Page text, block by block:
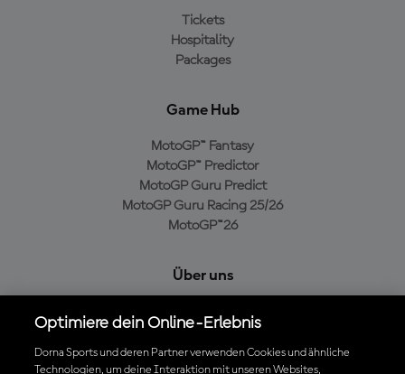
Tickets
Hospitality
Packages
Game Hub
MotoGP™ Fantasy
MotoGP™ Predictor
MotoGP Guru Predict
MotoGP Guru Racing 25/26
MotoGP™26
Über uns
Cookie-Richtlinien
Geschäftsbedingungen
Optimiere dein Online-Erlebnis
Dorna Sports und deren Partner verwenden Cookies und ähnliche
Technologien, um deine Interaktion mit unseren Websites,